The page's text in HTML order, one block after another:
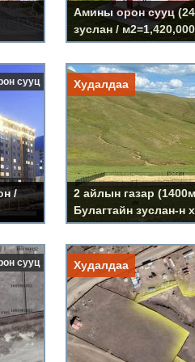
Амины орон сууц
зуслан /
нийт=350,000,000₮
»
/
сууц
2 айлын газар
Булагтайн
Үнэ:25,000,000₮
Код:
LS387
2 айлын газар
Булагтайн зуслан-н
Худалдаа
сууц
Газар (7000м2) /
худалдааны
Үнэ: 210.000.000₮
Код:
Худалдаа